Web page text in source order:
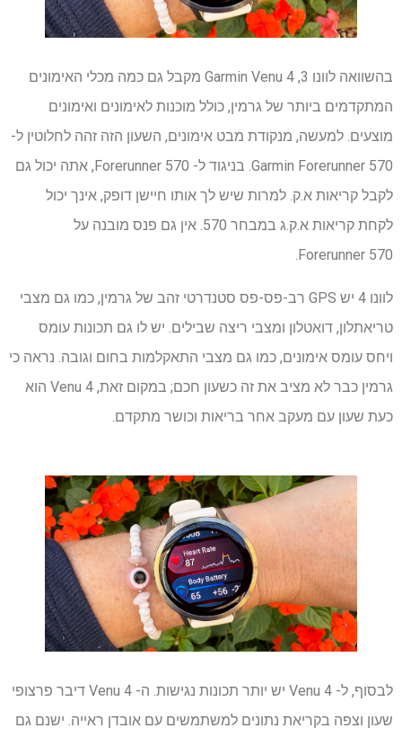
בהשוואה לוונו 3, Garmin Venu 4 מקבל גם כמה מכלי האימונים
המתקדמים ביותר של גרמין, כולל מוכנות לאימונים ואימונים
מוצעים. למעשה, מנקודת מבט אימונים, השעון הזה זהה לחלוטין ל-
Garmin Forerunner 570. בניגוד ל- Forerunner 570, אתה יכול גם
לקבל קריאות א.ק. למרות שיש לך אותו חיישן דופק, אינך יכול
לקחת קריאות א.ק.ג במבחר 570. אין גם פנס מובנה על
Forerunner 570.
לוונו 4 יש GPS רב-פס-פס סטנדרטי זהב של גרמין, כמו גם מצבי
טריאתלון, דואטלון ומצבי ריצה שבילים. יש לו גם תכונות עומס
ויחס עומס אימונים, כמו גם מצבי התאקלמות בחום וגובה. נראה כי
גרמין כבר לא מציב את זה כשעון חכם; במקום זאת, Venu 4 הוא
כעת שעון עם מעקב אחר בריאות וכושר מתקדם.
לבסוף, ל- Venu 4 יש יותר תכונות נגישות. ה- Venu 4 דיבר פרצופי
שעון וצפה בקריאת נתונים למשתמשים עם אובדן ראייה. ישנם גם